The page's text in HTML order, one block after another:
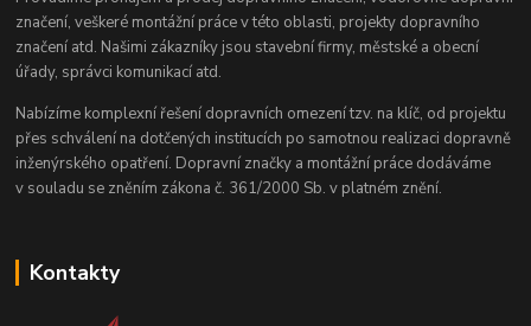
značení, veškeré montážní práce v této oblasti, projekty dopravního
značení atd. Našimi zákazníky jsou stavební firmy, městské a obecní
úřady, správci komunikací atd.
Nabízíme komplexní řešení dopravních omezení tzv. na klíč, od projektu
přes schválení na dotčených institucích po samotnou realizaci dopravně
inženýrského opatření. Dopravní značky a montážní práce dodáváme
v souladu se zněním zákona č. 361/2000 Sb. v platném znění.
Kontakty